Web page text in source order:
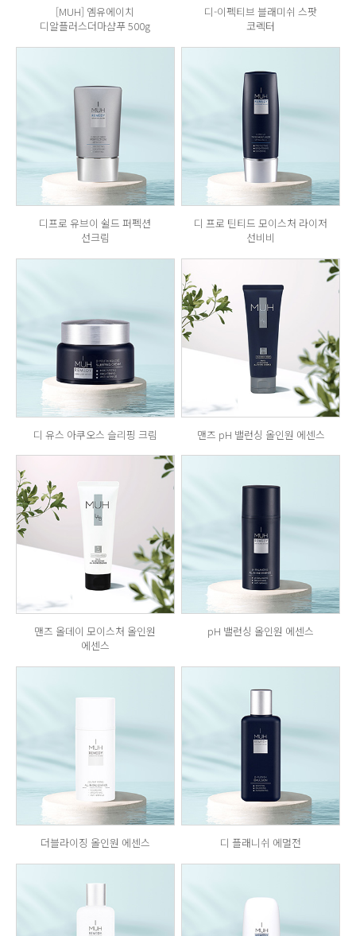
[MUH] 엠유에이치
디알플러스더마샴푸 500g
디-이펙티브 블래미쉬 스팟
코렉터
디프로 유브이 쉴드 퍼펙션
선크림
디 프로 틴티드 모이스처 라이저
선비비
디 유스 아쿠오스 슬리핑 크림 맨즈 pH 밸런싱 올인원 에센스
맨즈 올데이 모이스처 올인원
에센스
pH 밸런싱 올인원 에센스
더블라이징 올인원 에센스 디 플래니쉬 에멀전